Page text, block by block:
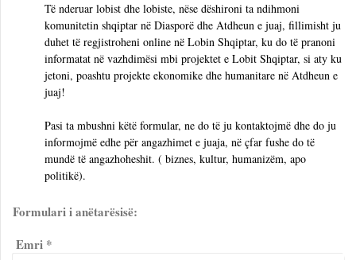
Të nderuar lobist dhe lobiste, nëse dëshironi ta ndihmoni
komunitetin shqiptar në Diasporë dhe Atdheun e juaj, fillimisht ju
duhet të regjistroheni online në Lobin Shqiptar, ku do të pranoni
informatat në vazhdimësi mbi projektet e Lobit Shqiptar, si aty ku
jetoni, poashtu projekte ekonomike dhe humanitare në Atdheun e
juaj!
Pasi ta mbushni këtë formular, ne do të ju kontaktojmë dhe do ju
informojmë edhe për angazhimet e juaja, në çfar fushe do të
mundë të angazhoheshit. ( biznes, kultur, humanizëm, apo
politikë).
Formulari i anëtarësisë:
Emri *